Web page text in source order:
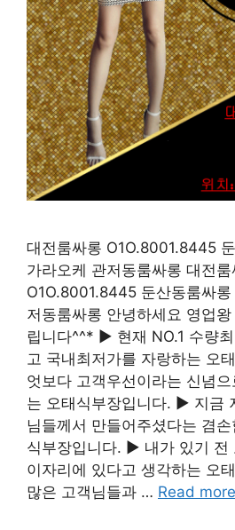
대전룸싸롱 O1O.8001.8445
가라오케 관저동룸싸롱 대전룸
O1O.8001.8445 둔산동룸싸
저동룸싸롱 안녕하세요 영업
립니다^^* ▶ 현재 NO.1 수량
고 국내최저가를 자랑하는 오
엇보다 고객우선이라는 신념
는 오태식부장입니다. ▶ 지금
님들께서 만들어주셨다는 겸
식부장입니다. ▶ 내가 있기 전
이자리에 있다고 생각하는 오
많은 고객님들과 … Read more